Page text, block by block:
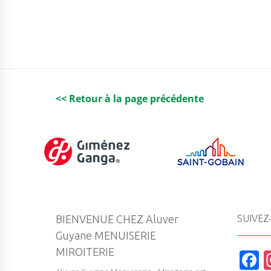
<< Retour à la page précédente
BIENVENUE CHEZ Aluver
Guyane MENUISERIE
MIROITERIE
F